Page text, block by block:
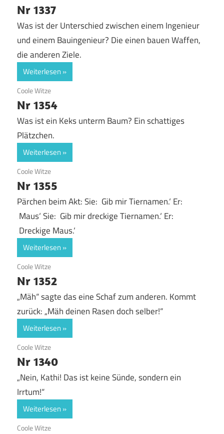
Nr 1337
Was ist der Unterschied zwischen einem Ingenieur
und einem Bauingenieur? Die einen bauen Waffen,
die anderen Ziele.
Weiterlesen
19. Juni 2020
Coole Witze
Nr 1354
Was ist ein Keks unterm Baum? Ein schattiges
Plätzchen.
Weiterlesen
19. Juni 2020
Coole Witze
Nr 1355
Pärchen beim Akt: Sie: ‚Gib mir Tiernamen.‘ Er:
‚Maus‘ Sie: ‚Gib mir dreckige Tiernamen.‘ Er:
‚Dreckige Maus.‘
Weiterlesen
19. Juni 2020
Coole Witze
Nr 1352
„Mäh“ sagte das eine Schaf zum anderen. Kommt
zurück: „Mäh deinen Rasen doch selber!“
Weiterlesen
19. Juni 2020
Coole Witze
Nr 1340
„Nein, Kathi! Das ist keine Sünde, sondern ein
Irrtum!“
Weiterlesen
19. Juni 2020
Coole Witze